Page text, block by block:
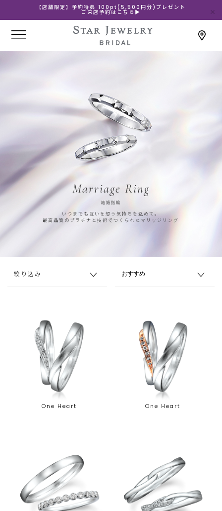
【店舗限定】予約特典 100pt(5,500円分)プレゼント
ご来店予約はこちら▶
Marriage Ring
結婚指輪
いつまでも互いを想う気持ちを込めて。
最高品質のプラチナと技術でつくられたマリッジリング
絞り込み
One Heart One Heart